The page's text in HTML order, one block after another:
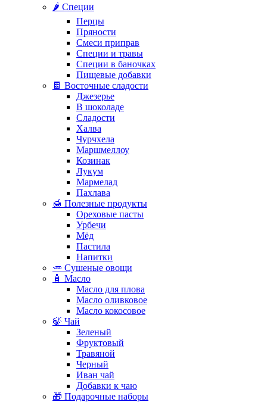
🌶️ Специи
Перцы
Пряности
Смеси приправ
Специи и травы
Специи в баночках
Пищевые добавки
🍫 Восточные сладости
Джезерье
В шоколаде
Сладости
Халва
Чурчхела
Маршмеллоу
Козинак
Лукум
Мармелад
Пахлава
🍯 Полезные продукты
Ореховые пасты
Урбечи
Мёд
Пастила
Напитки
🥕 Сушеные овощи
🧴 Масло
Масло для плова
Масло оливковое
Масло кокосовое
🍃 Чай
Зеленый
Фруктовый
Травяной
Черный
Иван чай
Добавки к чаю
🎁 Подарочные наборы